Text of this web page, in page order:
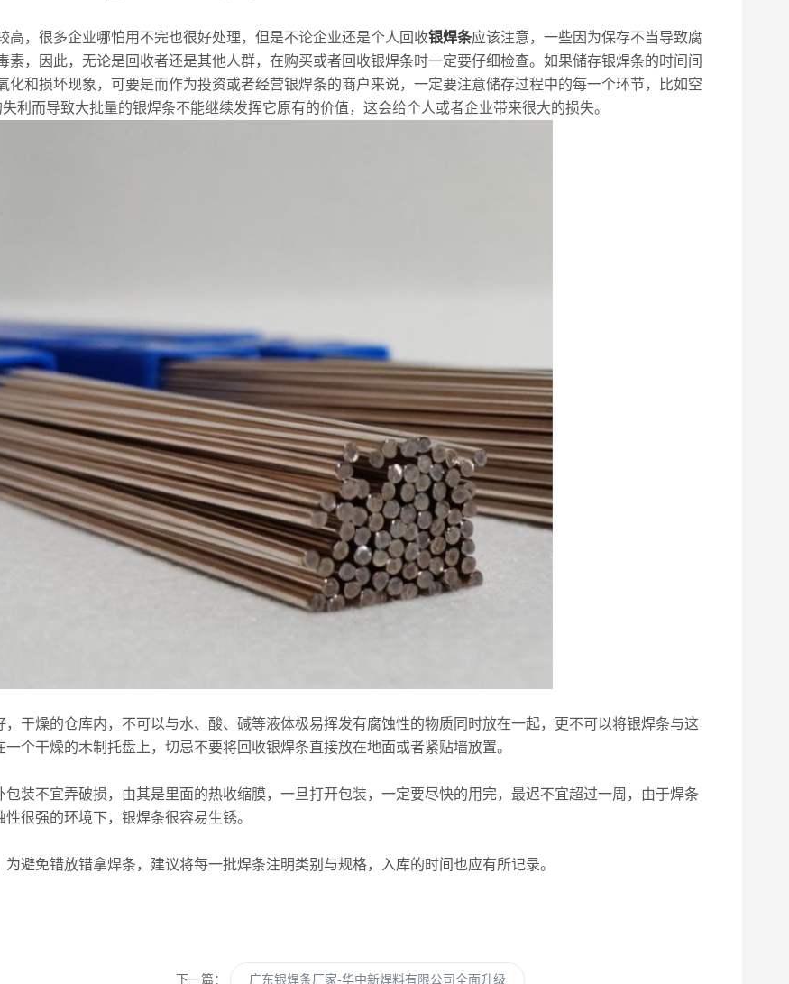
，很多企业哪怕用不完也很好处理，但是不论企业还是个人回收银焊条应该注意，一些因为保存不当导致腐
，因此，无论是回收者还是其他人群，在购买或者回收银焊条时一定要仔细检查。如果储存银焊条的时间间
化和损坏现象，可要是而作为投资或者经营银焊条的商户来说，一定要注意储存过程中的每一个环节，比如空
利而导致大批量的银焊条不能继续发挥它原有的价值，这会给个人或者企业带来很大的损失。
干燥的仓库内，不可以与水、酸、碱等液体极易挥发有腐蚀性的物质同时放在一起，更不可以将银焊条与这
个干燥的木制托盘上，切忌不要将回收银焊条直接放在地面或者紧贴墙放置。
装不宜弄破损，由其是里面的热收缩膜，一旦打开包装，一定要尽快的用完，最迟不宜超过一周，由于焊条
很强的环境下，银焊条很容易生锈。
避免错放错拿焊条，建议将每一批焊条注明类别与规格，入库的时间也应有所记录。
下一篇： 广东银焊条厂家-华中新焊料有限公司全面升级